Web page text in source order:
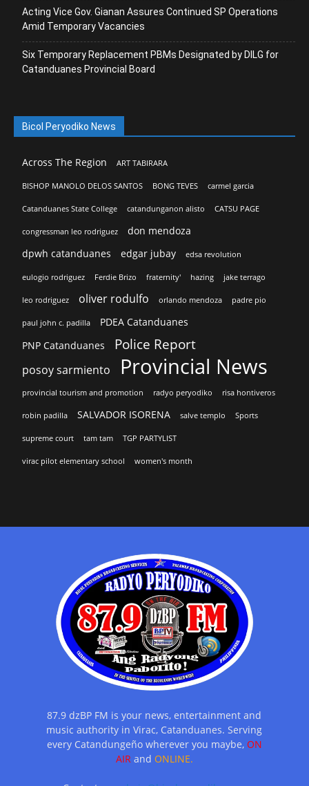
Acting Vice Gov. Gianan Assures Continued SP Operations
Amid Temporary Vacancies
Six Temporary Replacement PBMs Designated by DILG for
Catanduanes Provincial Board
Bicol Peryodiko News
Across The Region ART TABIRARA
BISHOP MANOLO DELOS SANTOS BONG TEVES carmel garcia
Catanduanes State College catandunganon alisto CATSU PAGE
congressman leo rodriguez
don mendoza
dpwh catanduanes
edgar jubay edsa revolution
eulogio rodriguez Ferdie Brizo fraternity' hazing jake terrago
leo rodriguez oliver rodulfo orlando mendoza padre pio
paul john c. padilla
PDEA Catanduanes
PNP Catanduanes
Police Report
posoy sarmiento Provincial News
provincial tourism and promotion radyo peryodiko risa hontiveros
robin padilla SALVADOR ISORENA salve templo Sports
supreme court tam tam TGP PARTYLIST
virac pilot elementary school women's month
87.9 dzBP FM is your news, entertainment and
music authority in Virac, Catanduanes. Serving
every Catandungeño wherever you maybe, ON
AIRand ONLINE.